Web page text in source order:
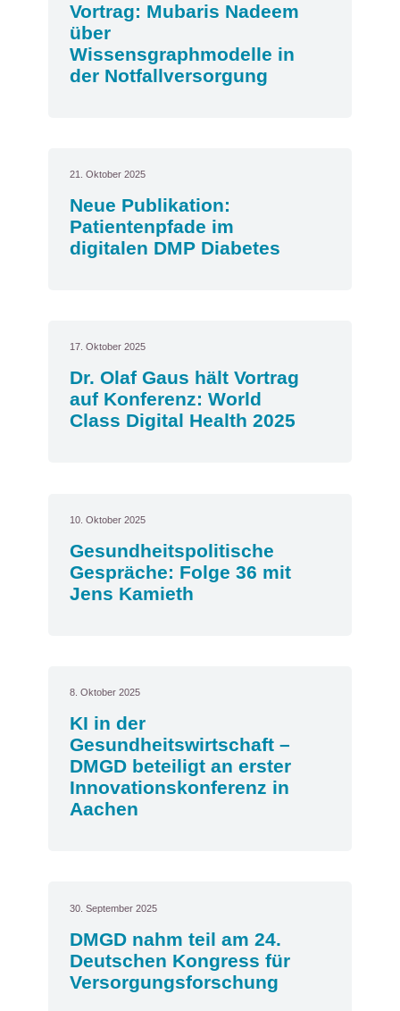
Vortrag: Mubaris Nadeem
über
Wissensgraphmodelle in
der Notfallversorgung
21. Oktober 2025
Neue Publikation:
Patientenpfade im
digitalen DMP Diabetes
17. Oktober 2025
Dr. Olaf Gaus hält Vortrag
auf Konferenz: World
Class Digital Health 2025
10. Oktober 2025
Gesundheitspolitische
Gespräche: Folge 36 mit
Jens Kamieth
8. Oktober 2025
KI in der
Gesundheitswirtschaft –
DMGD beteiligt an erster
Innovationskonferenz in
Aachen
30. September 2025
DMGD nahm teil am 24.
Deutschen Kongress für
Versorgungsforschung